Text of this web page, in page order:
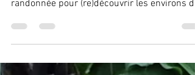
Rand'automne à La Bridoire. Trois parcours
randonnée pour (re)découvrir les environs de